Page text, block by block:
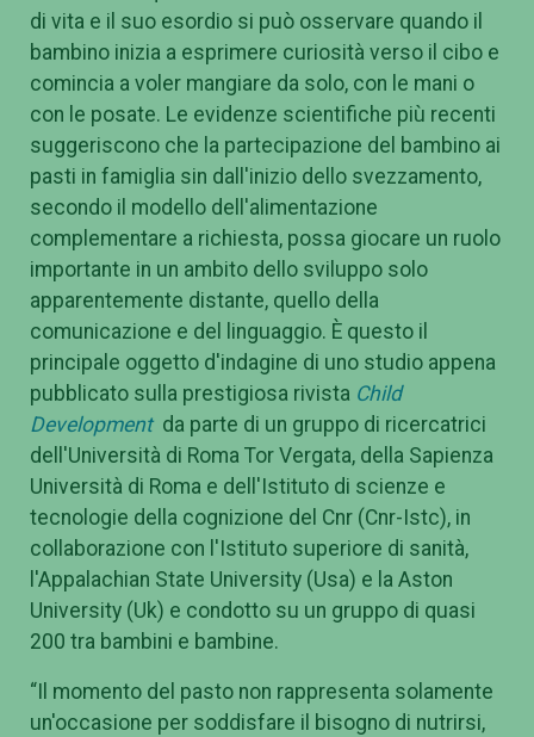
di vita e il suo esordio si può osservare quando il
bambino inizia a esprimere curiosità verso il cibo e
comincia a voler mangiare da solo, con le mani o
con le posate. Le evidenze scientifiche più recenti
suggeriscono che la partecipazione del bambino ai
pasti in famiglia sin dall'inizio dello svezzamento,
secondo il modello dell'alimentazione
complementare a richiesta, possa giocare un ruolo
importante in un ambito dello sviluppo solo
apparentemente distante, quello della
comunicazione e del linguaggio. È questo il
principale oggetto d'indagine di uno studio appena
pubblicato sulla prestigiosa rivista Child
Development da parte di un gruppo di ricercatrici
dell'Università di Roma Tor Vergata, della Sapienza
Università di Roma e dell'Istituto di scienze e
tecnologie della cognizione del Cnr (Cnr-Istc), in
collaborazione con l'Istituto superiore di sanità,
l'Appalachian State University (Usa) e la Aston
University (Uk) e condotto su un gruppo di quasi
200 tra bambini e bambine.
“Il momento del pasto non rappresenta solamente
un'occasione per soddisfare il bisogno di nutrirsi,